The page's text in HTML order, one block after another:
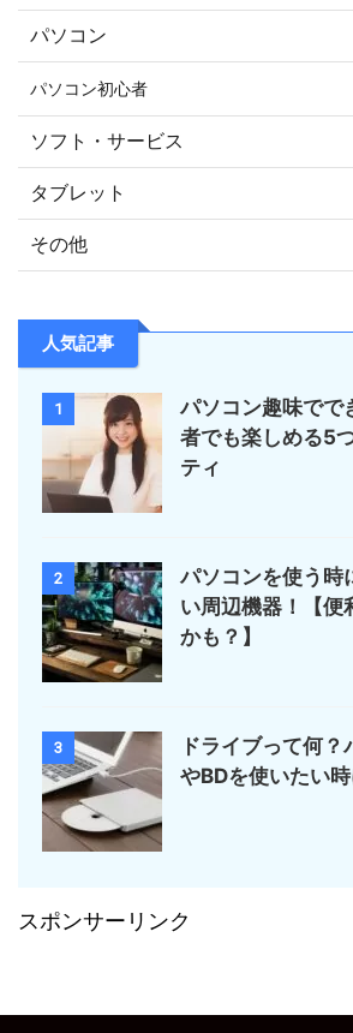
パソコン
パソコン初心者
ソフト・サービス
タブレット
その他
人気記事
1
パソコン趣味でで
者でも楽しめる5
ティ
2
パソコンを使う時
い周辺機器！【便
かも？】
3
ドライブって何
やBDを使いたい
スポンサーリンク